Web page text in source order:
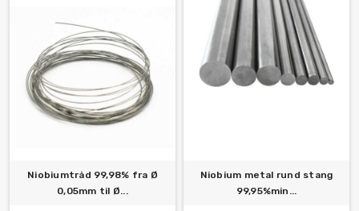
Niobiumtråd 99,98% fra Ø
0,05mm til Ø...
Niobium metal rund stang
99,95%min...